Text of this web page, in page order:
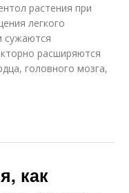
растения при
легкого
сужаются
расширяются
головного мозга,
как